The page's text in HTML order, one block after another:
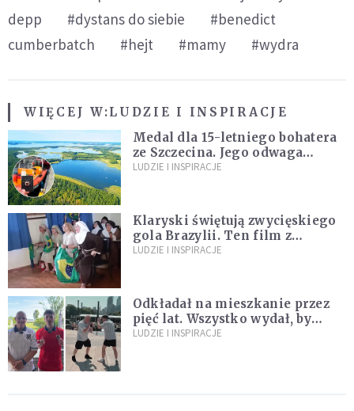
depp
#dystans do siebie
#benedict
cumberbatch
#hejt #mamy #wydra
WIĘCEJ W:LUDZIE I INSPIRACJE
Medal dla 15-letniego bohatera
ze Szczecina. Jego odwaga
ocaliła ludzkie życie
LUDZIE I INSPIRACJE
Klaryski świętują zwycięskiego
gola Brazylii. Ten film z
zakonnicami obejrzały już
LUDZIE I INSPIRACJE
Odkładał na mieszkanie przez
pięć lat. Wszystko wydał, by
spełnić marzenie 80-letniego
LUDZIE I INSPIRACJE